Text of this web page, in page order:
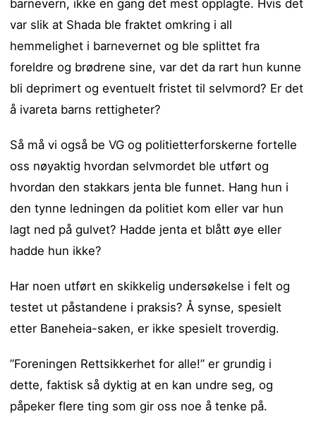
barnevern, ikke en gang det mest opplagte. Hvis det
var slik at Shada ble fraktet omkring i all
hemmelighet i barnevernet og ble splittet fra
foreldre og brødrene sine, var det da rart hun kunne
bli deprimert og eventuelt fristet til selvmord? Er det
å ivareta barns rettigheter?
Så må vi også be VG og politietterforskerne fortelle
oss nøyaktig hvordan selvmordet ble utført og
hvordan den stakkars jenta ble funnet. Hang hun i
den tynne ledningen da politiet kom eller var hun
lagt ned på gulvet? Hadde jenta et blått øye eller
hadde hun ikke?
Har noen utført en skikkelig undersøkelse i felt og
testet ut påstandene i praksis? Å synse, spesielt
etter Baneheia-saken, er ikke spesielt troverdig.
”Foreningen Rettsikkerhet for alle!” er grundig i
dette, faktisk så dyktig at en kan undre seg, og
påpeker flere ting som gir oss noe å tenke på.